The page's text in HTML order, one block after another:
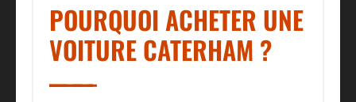
POURQUOI ACHETER UNE
VOITURE CATERHAM ?